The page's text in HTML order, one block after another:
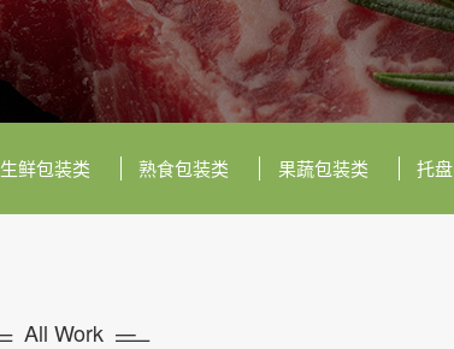
生鲜包装类 熟食包装类 果蔬包装类 托盘
All Work 